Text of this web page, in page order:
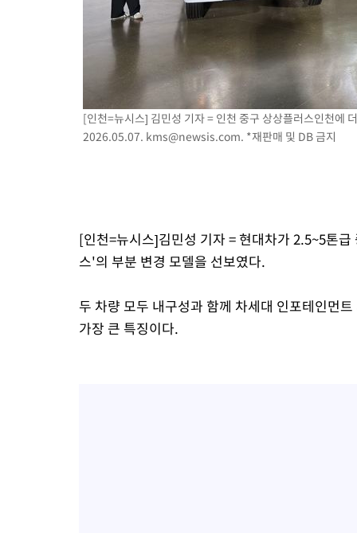
[인천=뉴시스] 김민성 기자 = 인천 중구 상상플러스인천에
2026.05.07. kms@newsis.com. *재판매 및 DB 금지
[인천=뉴시스]김민성 기자 = 현대차가 2.5~5톤
스'의 부분 변경 모델을 선보였다.
두 차량 모두 내구성과 함께 차세대 인포테인먼
가장 큰 특징이다.